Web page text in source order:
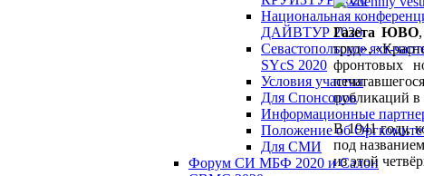
Национальная
ДАЙВТУР 2020
Севастопольское яхт-
SYcS 2020
Условия участия
Для Спонсоров
Информационные
Положение об
Для СМИ
Форум СИ МБФ 2020 и Салон
Газета ЮВО
труд»,
фронтовых
публикаций в
В 1941 году,
под
из этой